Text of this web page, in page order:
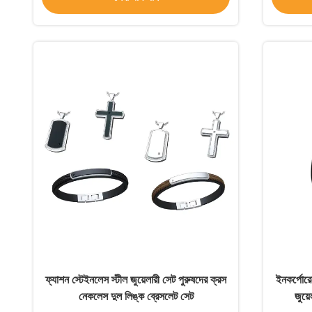
ফ্যাশন স্টেইনলেস স্টীল জুয়েলারী সেট পুরুষদের ক্রস
নেকলেস দুল লিঙ্ক ব্রেসলেট সেট